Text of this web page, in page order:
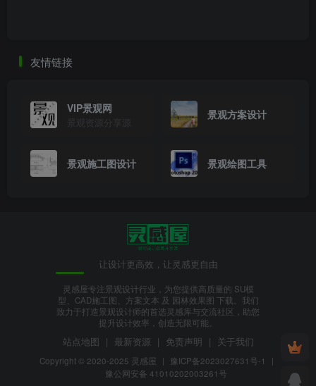
户外露营亲子娱乐美丽乡村发展规划方案设计.png
友情链接
VIP景观网
景观资源分享源
景观方案设计
景观施工图设计 景观绘图工具
让设计更高效，让灵感更自由
灵感屋专注景观设计行业，为您提供高质量的 SU模
型、CAD施工图、方案文本 及 园林效果图 下载。我们
致力于打造景观设计师的首选灵感库与交流社区，助您
提升设计效率，创造无限可能。
站点地图 | 最新资源 | 免责声明 | 关于我们
Copyright © 2020-2025 灵感屋 | 豫ICP备2023027631号-1
|
豫公网安备 41010202003261号